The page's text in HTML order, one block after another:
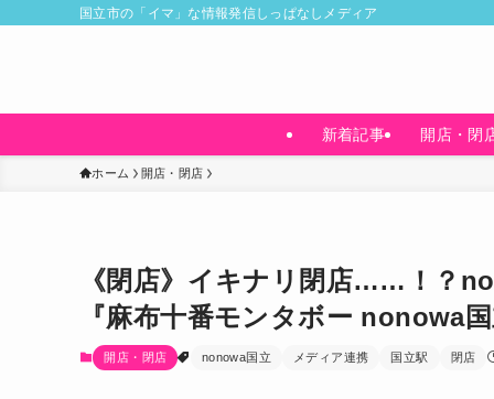
国立市の「イマ」な情報発信しっぱなしメディア
新着記事 開店・閉
ホーム 開店・閉店
《閉店》イキナリ閉店……！？
『麻布十番モンタボー nonowa
開店・閉店 nonowa国立 メディア連携 国立駅 閉店